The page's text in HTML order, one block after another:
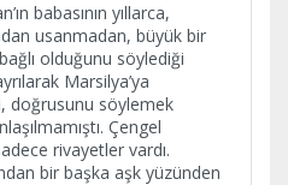
babasının yıllarca,
usanmadan, büyük bir
olduğunu söylediği
Marsilya’ya
doğrusunu söylemek
Çengel
rivayetler vardı.
bir başka aşk yüzünden